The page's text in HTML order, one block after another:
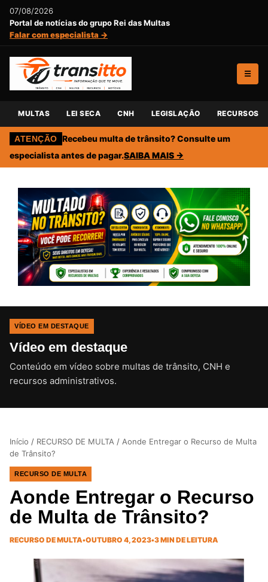
07/08/2026
Portal de notícias do grupo Rei das Multas
Falar com especialista →
☰
MULTAS LEI SECA CNH LEGISLAÇÃO RECURSOS
ATENÇÃO Recebeu multa de trânsito? Consulte um
especialista antes de pagar.SAIBA MAIS →
VÍDEO EM DESTAQUE
Vídeo em destaque
Conteúdo em vídeo sobre multas de trânsito, CNH e
recursos administrativos.CLIQUE PARA ATIVAR O SOM
Início / RECURSO DE MULTA / Aonde Entregar o Recurso de Multa
de Trânsito?
RECURSO DE MULTA
Aonde Entregar o Recurso
de Multa de Trânsito?
RECURSO DE MULTA•OUTUBRO 4, 2023•3 MIN DE LEITURA